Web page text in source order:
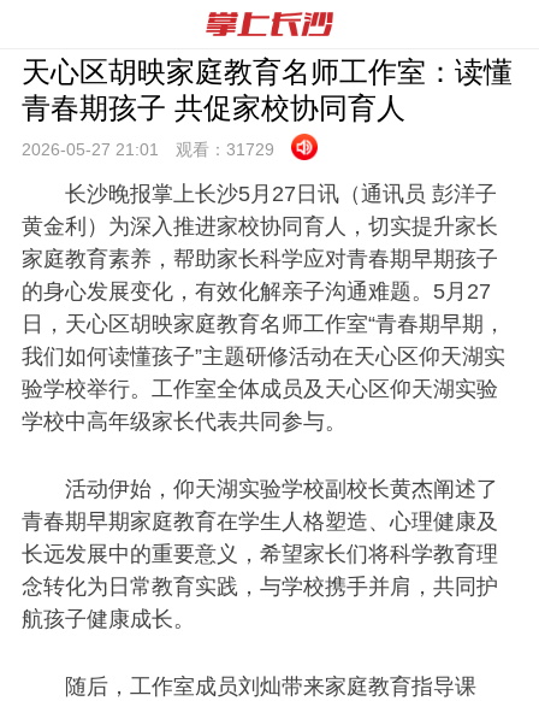
天心区胡映家庭教育名师工作室：读懂
青春期孩子 共促家校协同育人
2026-05-27 21:01 观看： 31729
长沙晚报掌上长沙5月27日讯（通讯员 彭洋子
黄金利）为深入推进家校协同育人，切实提升家长
家庭教育素养，帮助家长科学应对青春期早期孩子
的身心发展变化，有效化解亲子沟通难题。5月27
日，天心区胡映家庭教育名师工作室“青春期早期，
我们如何读懂孩子”主题研修活动在天心区仰天湖实
验学校举行。工作室全体成员及天心区仰天湖实验
学校中高年级家长代表共同参与。
活动伊始，仰天湖实验学校副校长黄杰阐述了
青春期早期家庭教育在学生人格塑造、心理健康及
长远发展中的重要意义，希望家长们将科学教育理
念转化为日常教育实践，与学校携手并肩，共同护
航孩子健康成长。
随后，工作室成员刘灿带来家庭教育指导课